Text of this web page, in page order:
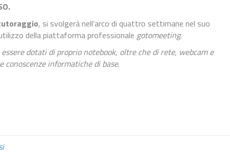
, si svolgerà nell’arco di quattro settimane nel suo
della piattaforma professionale gotomeeting.
dotati di proprio notebook, oltre che di rete, webcam e
informatiche di base.